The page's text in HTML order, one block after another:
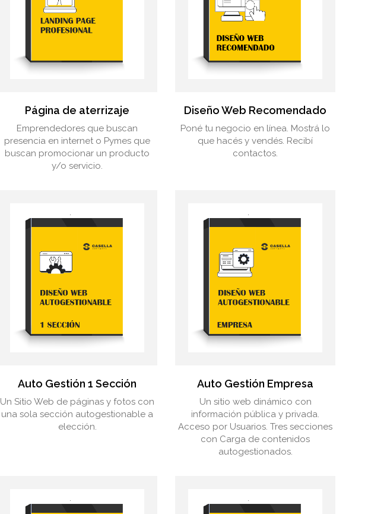
Página de aterrizaje
Emprendedores que buscan
presencia en internet o Pymes que
buscan promocionar un producto
y/o servicio.
Diseño Web Recomendado
Poné tu negocio en línea. Mostrá lo
que hacés y vendés. Recibí
contactos.
Auto Gestión 1 Sección
Un Sitio Web de páginas y fotos con
una sola sección autogestionable a
elección.
Auto Gestión Empresa
Un sitio web dinámico con
información pública y privada.
Acceso por Usuarios. Tres secciones
con Carga de contenidos
autogestionados.